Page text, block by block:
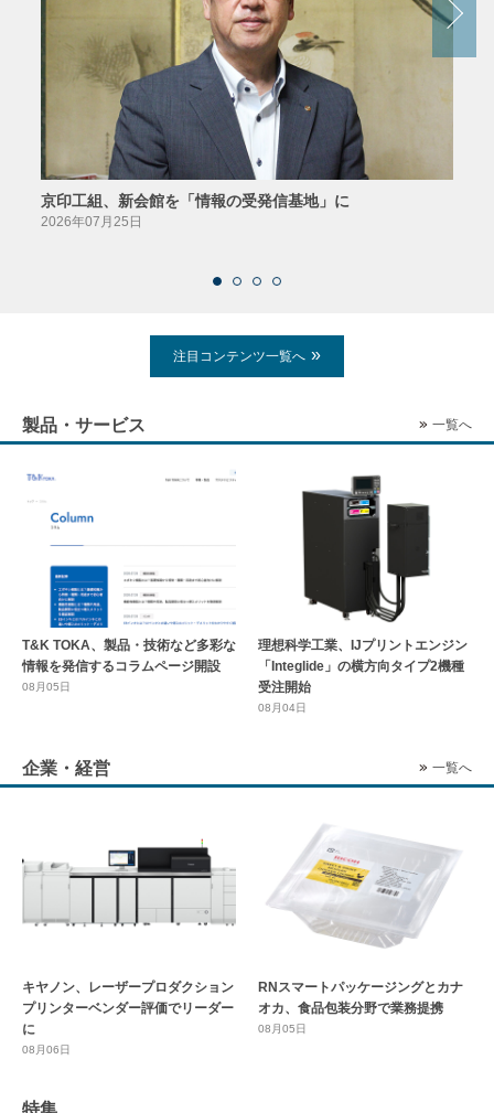
京印工組、新会館を「情報の受発信基地」に
2026年07月25日
注目コンテンツ一覧へ
製品・サービス 一覧へ
T&K TOKA、製品・技術など多彩な
情報を発信するコラムページ開設
08月05日
理想科学工業、IJプリントエンジン
「Integlide」の横方向タイプ2機種
受注開始
08月04日
企業・経営 一覧へ
キヤノン、レーザープロダクション
プリンターベンダー評価でリーダー
に
08月06日
RNスマートパッケージングとカナ
オカ、食品包装分野で業務提携
08月05日
特集